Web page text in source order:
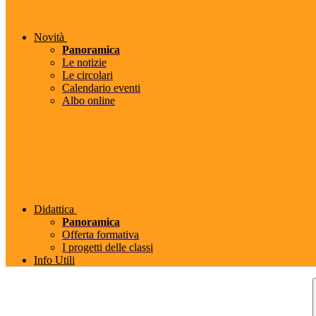
Novità
Panoramica
Le notizie
Le circolari
Calendario eventi
Albo online
Didattica
Panoramica
Offerta formativa
I progetti delle classi
Info Utili